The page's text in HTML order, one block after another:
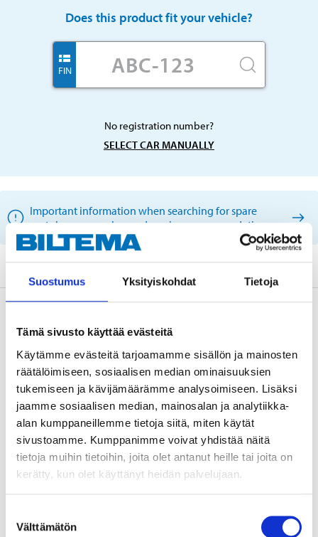
Suostumus Yksityiskohdat Tietoja
Tämä sivusto käyttää evästeitä
Käytämme evästeitä tarjoamamme sisällön ja mainosten
räätälöimiseen, sosiaalisen median ominaisuuksien
tukemiseen ja kävijämäärämme analysoimiseen. Lisäksi
jaamme sosiaalisen median, mainosalan ja analytiikka-
alan kumppaneillemme tietoja siitä, miten käytät
sivustoamme. Kumppanimme voivat yhdistää näitä
tietoja muihin tietoihin, joita olet antanut heille tai joita on
kerätty, kun olet käyttänyt heidän palvelujaan.
valinta
Välttämätön
Does this product fit your vehicle?
FIN
No registration number?
SELECT CAR MANUALLY
Important information when searching for spare
parts by reg. number and service recommendations.
Spark plug for motorcycles and mopeds. Refer to
manufacturer's recommendations and compare with
our list to find out which park plug fits your
motorcycle/moped.
Corresponds to NGK-spark